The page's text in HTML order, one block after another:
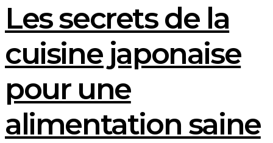
Les secrets de la
cuisine japonaise
pour une
alimentation saine